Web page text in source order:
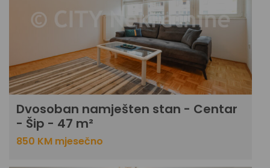
Dvosoban namješten stan - Centar
- Šip - 47 m²
850 KM mjesečno